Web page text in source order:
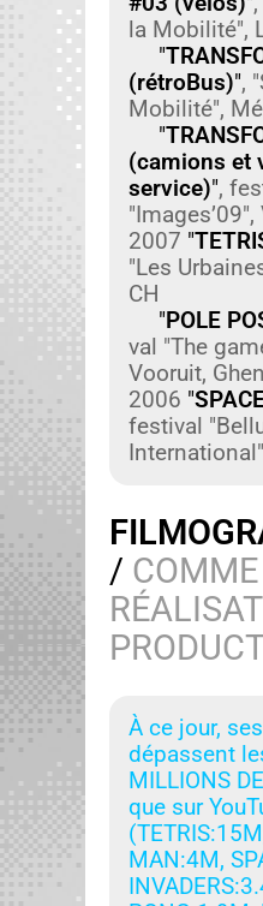
la Mobil­ité",
"
(rétroBus)",
Mobil­ité",
"
(camions et
ser­vice)",
"Images’09",
2007 "
"Les
CH
"POLE
val "The
Vooruit,
2006 "
fes­ti­val
/ COMME
À ce jour,
dépassent
MILLIONS
que sur
MAN:4M,